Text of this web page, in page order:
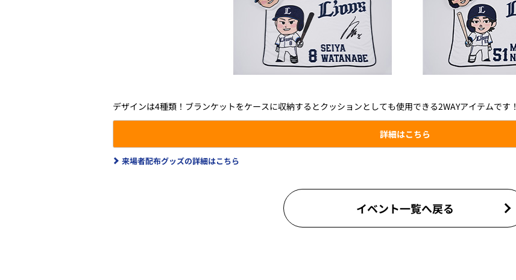
デザインは4種類！ブランケットをケースに収納するとクッションとしても使用できる2WAYアイテムです！
詳細はこちら
来場者配布グッズの詳細はこちら
イベント一覧へ戻る